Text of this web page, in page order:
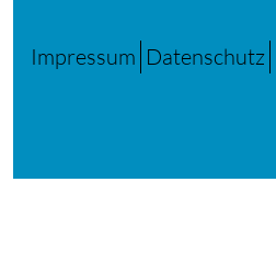
Impressum Datenschutz